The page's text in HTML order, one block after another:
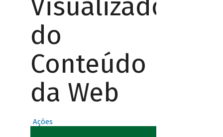
Visualizador
do
Conteúdo
da Web
Ações